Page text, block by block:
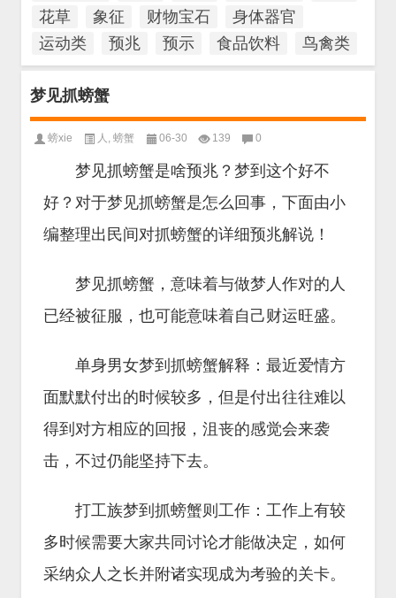
花草
象征 财物宝石
身体器官
运动类
预兆 预示 食品饮料 鸟禽类
梦见抓螃蟹
螃xie 人 , 螃蟹 06-30 139 0
梦见抓螃蟹是啥预兆？梦到这个好不
好？对于梦见抓螃蟹是怎么回事，下面由小
编整理出民间对抓螃蟹的详细预兆解说！
梦见抓螃蟹，意味着与做梦人作对的人
已经被征服，也可能意味着自己财运旺盛。
单身男女梦到抓螃蟹解释：最近爱情方
面默默付出的时候较多，但是付出往往难以
得到对方相应的回报，沮丧的感觉会来袭
击，不过仍能坚持下去。
打工族梦到抓螃蟹则工作：工作上有较
多时候需要大家共同讨论才能做决定，如何
采纳众人之长并附诸实现成为考验的关卡。